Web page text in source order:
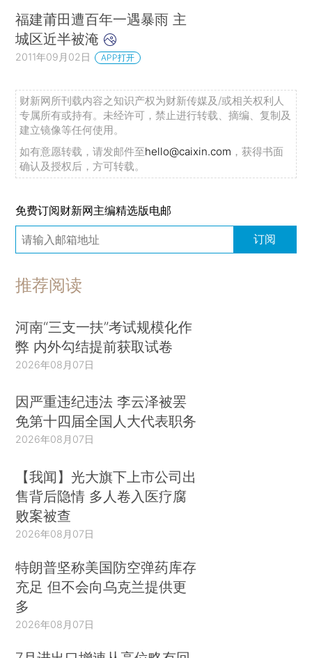
福建莆田遭百年一遇暴雨 主
城区近半被淹
2011年09月02日 APP打开
财新网所刊载内容之知识产权为财新传媒及/或相关权利人
专属所有或持有。未经许可，禁止进行转载、摘编、复制及
建立镜像等任何使用。
如有意愿转载，请发邮件至hello@caixin.com ，获得书面
确认及授权后，方可转载。
免费订阅财新网主编精选版电邮
订阅
推荐阅读
河南“三支一扶”考试规模化作
弊 内外勾结提前获取试卷
2026年08月07日
因严重违纪违法 李云泽被罢
免第十四届全国人大代表职务
2026年08月07日
【我闻】光大旗下上市公司出
售背后隐情 多人卷入医疗腐
败案被查
2026年08月07日
特朗普坚称美国防空弹药库存
充足 但不会向乌克兰提供更
多
2026年08月07日